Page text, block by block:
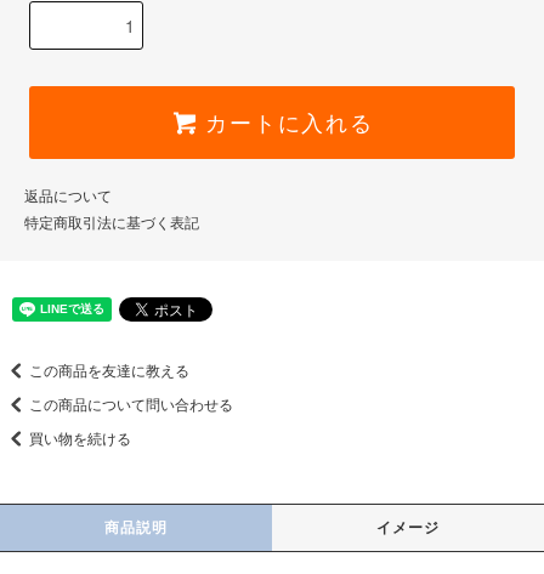
カートに入れる
返品について
特定商取引法に基づく表記
この商品を友達に教える
この商品について問い合わせる
買い物を続ける
商品説明 イメージ